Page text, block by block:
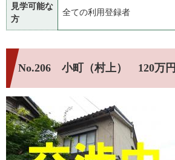
見学可能な
方
全ての利用登録者
No.206 小町（村上） 120万円